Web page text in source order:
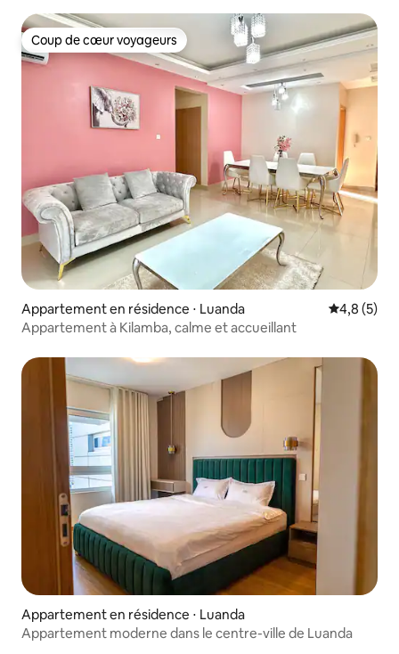
Coup de cœur voyageurs
Coup de cœur voyageurs
Appartement en résidence ⋅ Luanda Évaluation
4,8 (5)
Appartement à Kilamba, calme et accueillant
Appartement en résidence ⋅ Luanda
Appartement moderne dans le centre-ville de Luanda